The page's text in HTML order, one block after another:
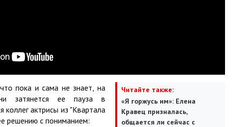
Читайте также:
«Я горжусь им»: Елена
Кравец призналась,
общается ли сейчас с
пока и сама не знает, на
затянется ее пауза в
коллег актрисы из "Квартала
решению с пониманием: